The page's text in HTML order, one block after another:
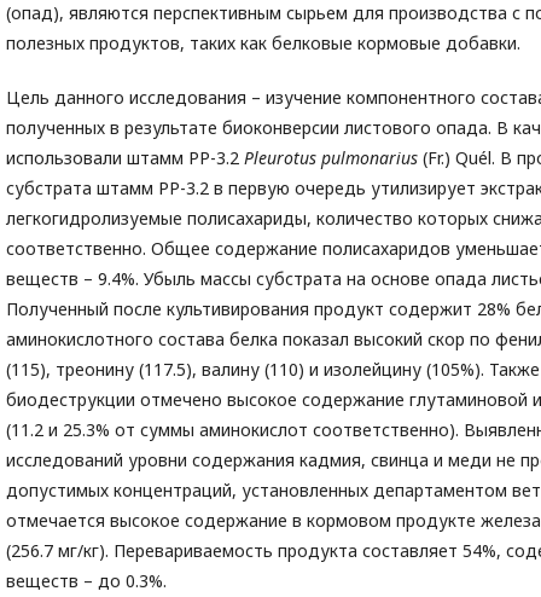
(опад), являются перспективным сырьем для производства с
полезных продуктов, таких как белковые кормовые добавки.
Цель данного исследования – изучение компонентного
полученных в результате биоконверсии листового опада. В
использовали штамм РР-3.2 Pleurotus pulmonarius (Fr.) Quél. В
субстрата штамм РР-3.2 в первую очередь утилизирует
легкогидролизуемые полисахариды, количество которых
соответственно. Общее содержание полисахаридов
веществ – 9.4%. Убыль массы субстрата на основе опада
Полученный после культивирования продукт содержит 28%
аминокислотного состава белка показал высокий скор по
(115), треонину (117.5), валину (110) и изолейцину (105%).
биодеструкции отмечено высокое содержание глутаминовой
(11.2 и 25.3% от суммы аминокислот соответственно).
исследований уровни содержания кадмия, свинца и меди не
допустимых концентраций, установленных департаментом
отмечается высокое содержание в кормовом продукте железа
(256.7 мг/кг). Перевариваемость продукта составляет 54%,
веществ – до 0.3%.